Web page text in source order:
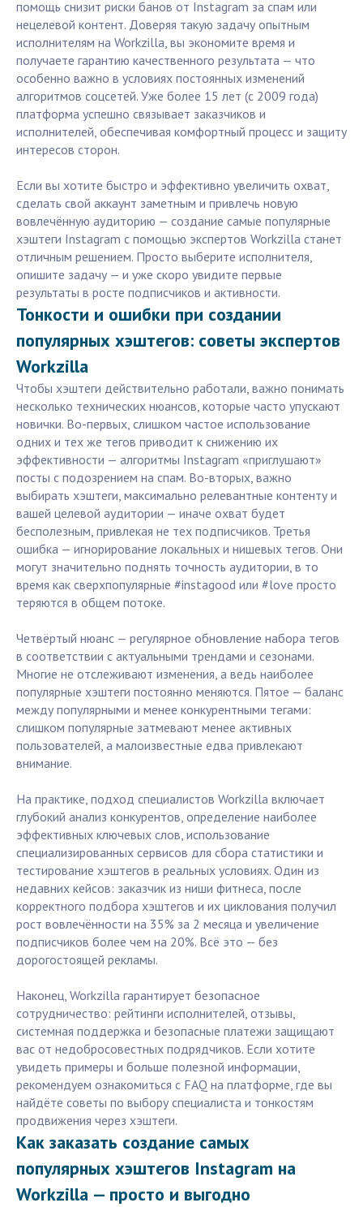
помощь снизит риски банов от Instagram за спам или
нецелевой контент. Доверяя такую задачу опытным
исполнителям на Workzilla, вы экономите время и
получаете гарантию качественного результата — что
особенно важно в условиях постоянных изменений
алгоритмов соцсетей. Уже более 15 лет (с 2009 года)
платформа успешно связывает заказчиков и
исполнителей, обеспечивая комфортный процесс и защиту
интересов сторон.
Если вы хотите быстро и эффективно увеличить охват,
сделать свой аккаунт заметным и привлечь новую
вовлечённую аудиторию — создание самые популярные
хэштеги Instagram с помощью экспертов Workzilla станет
отличным решением. Просто выберите исполнителя,
опишите задачу — и уже скоро увидите первые
результаты в росте подписчиков и активности.
Тонкости и ошибки при создании
популярных хэштегов: советы экспертов
Workzilla
Чтобы хэштеги действительно работали, важно понимать
несколько технических нюансов, которые часто упускают
новички. Во-первых, слишком частое использование
одних и тех же тегов приводит к снижению их
эффективности — алгоритмы Instagram «приглушают»
посты с подозрением на спам. Во-вторых, важно
выбирать хэштеги, максимально релевантные контенту и
вашей целевой аудитории — иначе охват будет
бесполезным, привлекая не тех подписчиков. Третья
ошибка — игнорирование локальных и нишевых тегов. Они
могут значительно поднять точность аудитории, в то
время как сверхпопулярные #instagood или #love просто
теряются в общем потоке.
Четвёртый нюанс — регулярное обновление набора тегов
в соответствии с актуальными трендами и сезонами.
Многие не отслеживают изменения, а ведь наиболее
популярные хэштеги постоянно меняются. Пятое — баланс
между популярными и менее конкурентными тегами:
слишком популярные затмевают менее активных
пользователей, а малоизвестные едва привлекают
внимание.
На практике, подход специалистов Workzilla включает
глубокий анализ конкурентов, определение наиболее
эффективных ключевых слов, использование
специализированных сервисов для сбора статистики и
тестирование хэштегов в реальных условиях. Один из
недавних кейсов: заказчик из ниши фитнеса, после
корректного подбора хэштегов и их циклования получил
рост вовлечённости на 35% за 2 месяца и увеличение
подписчиков более чем на 20%. Всё это — без
дорогостоящей рекламы.
Наконец, Workzilla гарантирует безопасное
сотрудничество: рейтинги исполнителей, отзывы,
системная поддержка и безопасные платежи защищают
вас от недобросовестных подрядчиков. Если хотите
увидеть примеры и больше полезной информации,
рекомендуем ознакомиться с FAQ на платформе, где вы
найдёте советы по выбору специалиста и тонкостям
продвижения через хэштеги.
Как заказать создание самых
популярных хэштегов Instagram на
Workzilla — просто и выгодно